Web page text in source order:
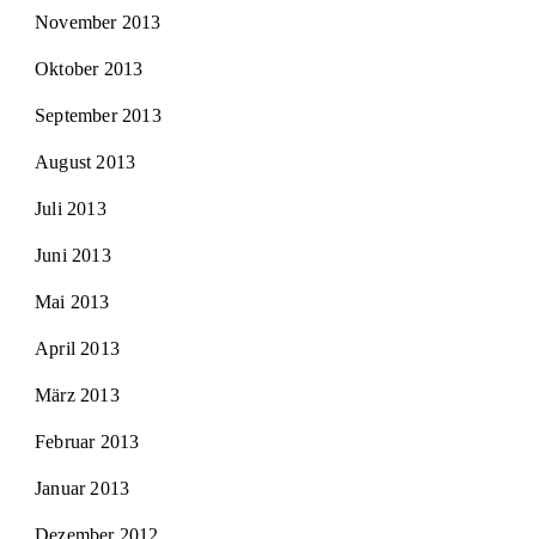
November 2013
Oktober 2013
September 2013
August 2013
Juli 2013
Juni 2013
Mai 2013
April 2013
März 2013
Februar 2013
Januar 2013
Dezember 2012